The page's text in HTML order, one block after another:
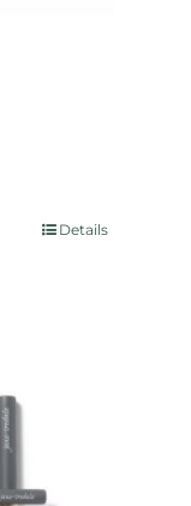
Details